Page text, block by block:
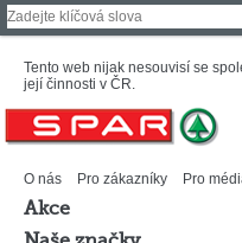
Tento web nijak nesouvisí se
její činnosti v ČR.
O nás Pro zákazníky Pro
Akce